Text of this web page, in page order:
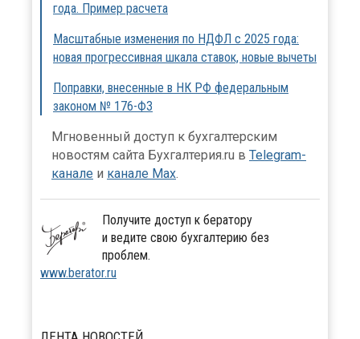
года. Пример расчета
Масштабные изменения по НДФЛ с 2025 года:
новая прогрессивная шкала ставок, новые вычеты
Поправки, внесенные в НК РФ федеральным
законом № 176-ФЗ
Мгновенный доступ к бухгалтерским
новостям сайта Бухгалтерия.ru в Telegram-
канале и канале Max.
Получите доступ к бератору
и ведите свою бухгалтерию без
проблем.
www.berator.ru